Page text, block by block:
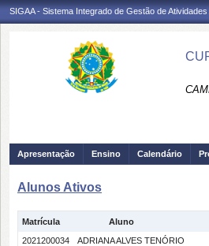
SIGAA - Sistema Integrado de Gestão de
Apresentação Ensino Calendário
Alunos Ativos
Matrícula
Aluno
2021200034
ADRIANA ALVES TENÓRIO